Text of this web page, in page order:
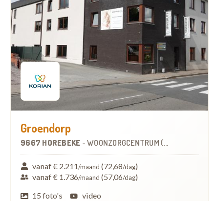
Groendorp
9667 HOREBEKE - WOONZORGCENTRUM (WZC)
vanaf € 2.211/maand (72,68/dag)
vanaf € 1.736/maand (57,06/dag)
15 foto's
video